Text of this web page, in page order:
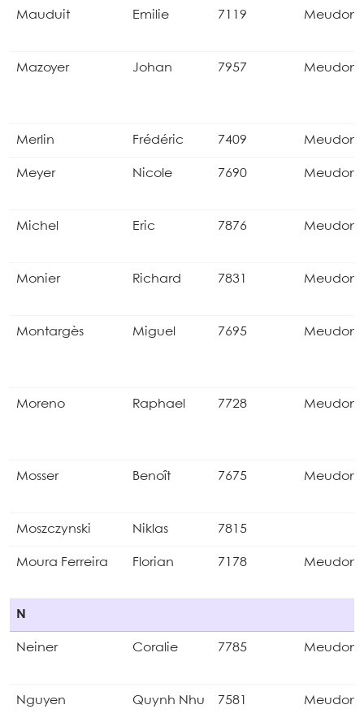
Mauduit Emilie 7119 Meudon
Mazoyer Johan 7957 Meudon
Merlin Frédéric 7409 Meudon
Meyer Nicole 7690 Meudon
Michel Eric 7876 Meudon
Monier Richard 7831 Meudon
Montargès Miguel 7695 Meudon
Moreno Raphael 7728 Meudon
Mosser Benoît 7675 Meudon
Moszczynski Niklas 7815
Moura Ferreira Florian 7178 Meudon
N
Neiner Coralie 7785 Meudon
Nguyen Quynh Nhu 7581 Meudon